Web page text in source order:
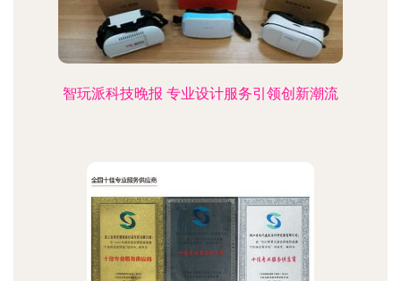
智玩派科技晚报 专业设计服务引领创新潮流